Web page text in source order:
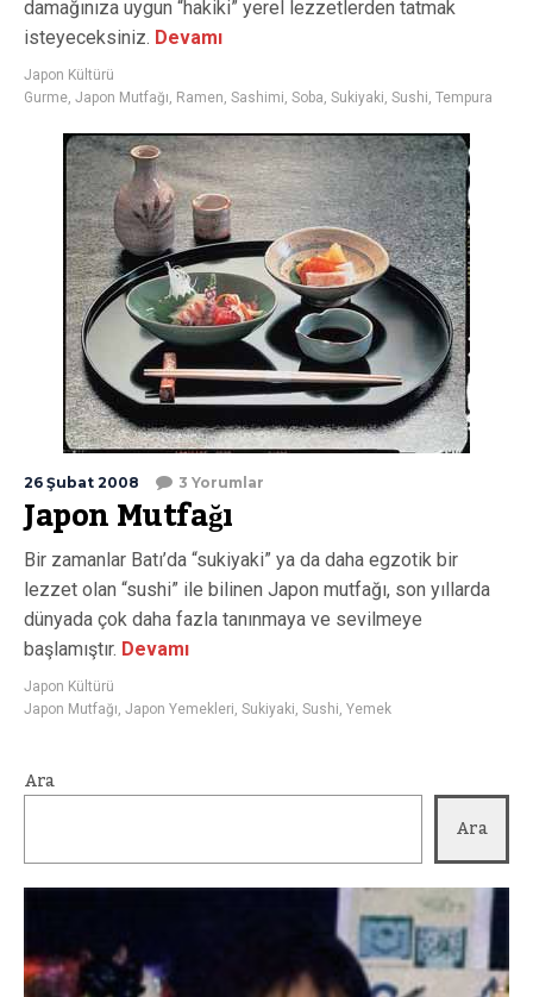
damağınıza uygun “hakiki” yerel lezzetlerden tatmak
isteyeceksiniz. Devamı
Japon Kültürü
Gurme, Japon Mutfağı, Ramen, Sashimi, Soba, Sukiyaki, Sushi, Tempura
26 Şubat 2008 3 Yorumlar
Japon Mutfağı
Bir zamanlar Batı’da “sukiyaki” ya da daha egzotik bir
lezzet olan “sushi” ile bilinen Japon mutfağı, son yıllarda
dünyada çok daha fazla tanınmaya ve sevilmeye
başlamıştır. Devamı
Japon Kültürü
Japon Mutfağı, Japon Yemekleri, Sukiyaki, Sushi, Yemek
Ara
Ara